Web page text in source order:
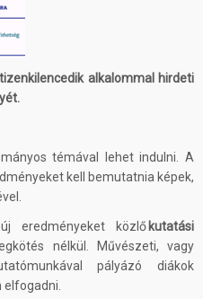
alkalommal hirdeti
témával lehet indulni. A
kell bemutatnia képek,
eredményeket közlő kutatási
nélkül. Művészeti, vagy
pályázó diákok